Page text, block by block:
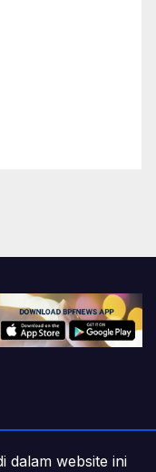
dalam website ini